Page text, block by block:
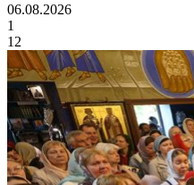
06.08.2026
1
12